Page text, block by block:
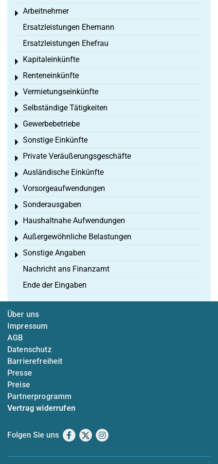
Arbeitnehmer
Toggle menu
Ersatzleistungen Ehemann
Ersatzleistungen Ehefrau
Kapitaleinkünfte
Toggle menu
Renteneinkünfte
Toggle menu
Vermietungseinkünfte
Toggle menu
Selbständige Tätigkeiten
Toggle menu
Gewerbebetriebe
Toggle menu
Sonstige Einkünfte
Toggle menu
Private Veräußerungsgeschäfte
Toggle menu
Ausländische Einkünfte
Toggle menu
Vorsorgeaufwendungen
Toggle menu
Sonderausgaben
Toggle menu
Haushaltnahe Aufwendungen
Toggle menu
Außergewöhnliche Belastungen
Toggle menu
Sonstige Angaben
Toggle menu
Nachricht ans Finanzamt
Ende der Eingaben
Über uns
Impressum
AGB
Datenschutz
Barrierefreiheit
Presse
Preise
Partnerprogramm
Vertrag widerrufen
Folgen Sie uns Facebook
X Instagram